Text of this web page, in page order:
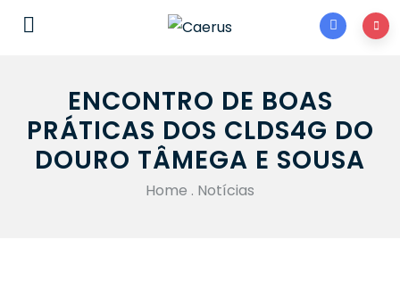
ENCONTRO DE BOAS
PRÁTICAS DOS CLDS4G DO
DOURO TÂMEGA E SOUSA
Home . Notícias